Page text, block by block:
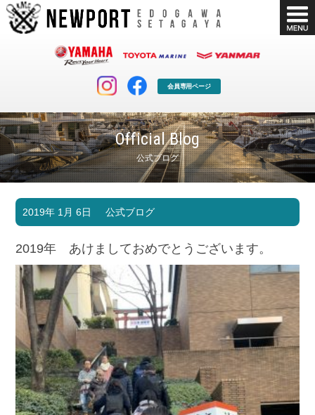
会員専用ページ
Official Blog
公式ブログ
マリンクラブ
マリンライフを堪能したい！
ボート販売
ボート免許
長年の実績と信頼！
シースタイル
Sea-Style
店舗情報
お問い合わせ
Contact us
会社概要
Company
採用情報
Recruit
リンク集
Link
2019年 1月 6日 公式ブログ
2019年 あけましておめでとうございます。